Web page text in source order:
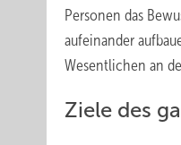
Personen das
aufeinander
Wesentlichen an
Ziele des